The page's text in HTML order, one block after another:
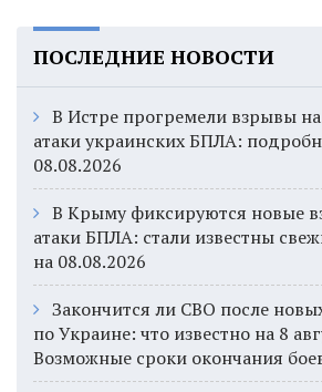
ПОСЛЕДНИЕ НОВОСТИ
В Истре прогремели взрывы
атаки украинских БПЛА:
08.08.2026
В Крыму фиксируются новые
атаки БПЛА: стали известны
на 08.08.2026
Закончится ли СВО после
по Украине: что известно на 8
Возможные сроки окончания